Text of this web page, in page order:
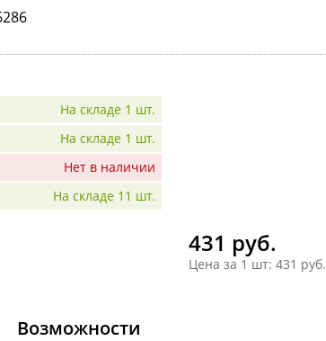
На складе 1 шт.
На складе 1 шт.
Нет в наличии
На складе 11 шт.
431 руб.
Цена за 1 шт: 431 руб.
Возможности